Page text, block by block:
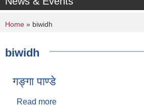
You are here
Home » biwidh
biwidh
गङ्गा पाण्डे
Read more